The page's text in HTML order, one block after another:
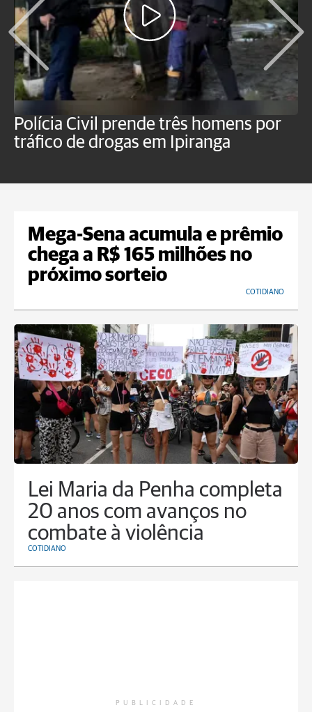
Polícia Civil prende três homens por
tráfico de drogas em Ipiranga
Mega-Sena acumula e prêmio
chega a R$ 165 milhões no
próximo sorteio
COTIDIANO
Lei Maria da Penha completa
20 anos com avanços no
combate à violência
COTIDIANO
PUBLICIDADE